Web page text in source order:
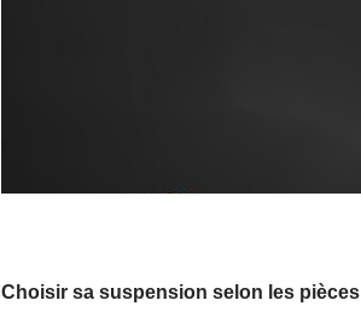
Choisir sa suspension selon les pièces